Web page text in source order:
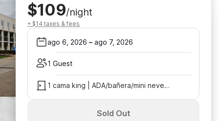
$109/night
+ $14 taxes & fees
ago 6, 2026 – ago 7, 2026
1 Guest
1 cama king | ADA/bañera/mini nevera
Sold Out